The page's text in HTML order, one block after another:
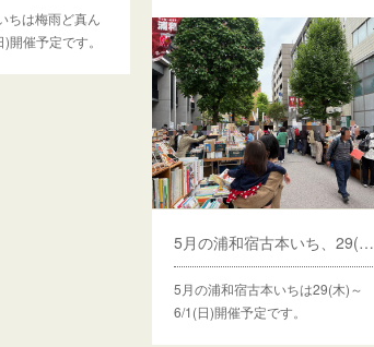
ちは梅雨ど真ん
催予定です。
5月の浦和宿古本いち、29(木)～開催予定
5月の浦和宿古本いちは29(木)～
6/1(日)開催予定です。